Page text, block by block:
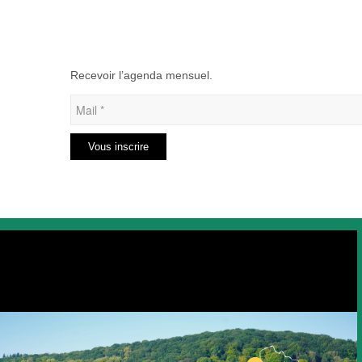
Recevoir l’agenda mensuel.